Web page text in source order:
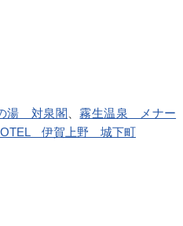
湯 対泉閣 、霧生温泉 メナー
伊賀上野 城下町